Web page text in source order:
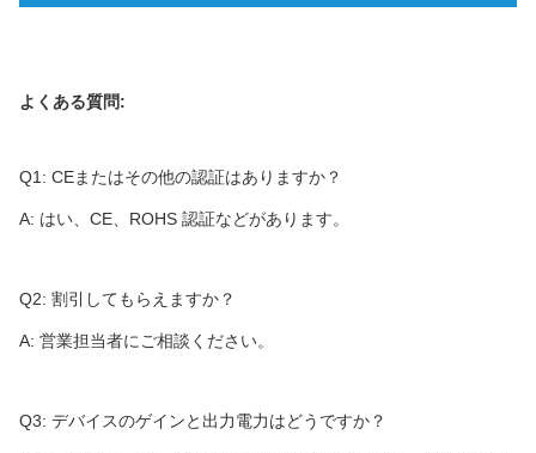
よくある質問:
Q1: CEまたはその他の認証はありますか？
A: はい、CE、ROHS 認証などがあります。
Q2: 割引してもらえますか？
A: 営業担当者にご相談ください。
Q3: デバイスのゲインと出力電力はどうですか？